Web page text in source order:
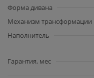
Форма дивана
Механизм трансформации
Наполнитель
Гарантия, мес